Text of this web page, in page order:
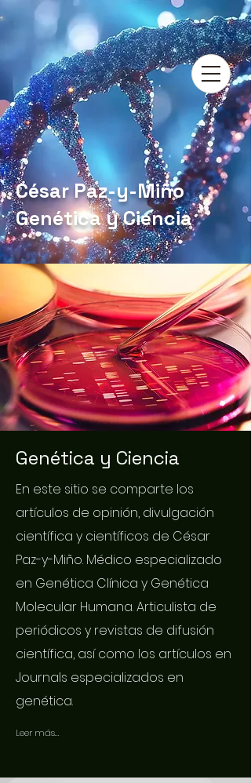
César Paz-y-Miño
Genética y Ciencia
Genética y Ciencia
En este sitio se comparte los
artículos de opinión, divulgación
científica y científicos de César
Paz-y-Miño. Médico especializado
en Genética Clínica y Genética
Molecular Humana. Articulista de
periódicos y revistas de difusión
científica, así como los artículos en
Journals especializados en
genética.
Leer más...